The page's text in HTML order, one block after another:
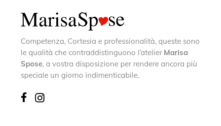
Competenza, Cortesia e professionalità, queste sono
le qualità che contraddistinguono l’atelier Marisa
Spose, a vostra disposizione per rendere ancora più
speciale un giorno indimenticabile.